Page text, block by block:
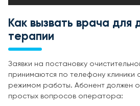
Как вызвать врача для
терапии
Заявки на постановку
принимаются по телефону клиники
режимом работы. Абонент должен
простых вопросов оператора: